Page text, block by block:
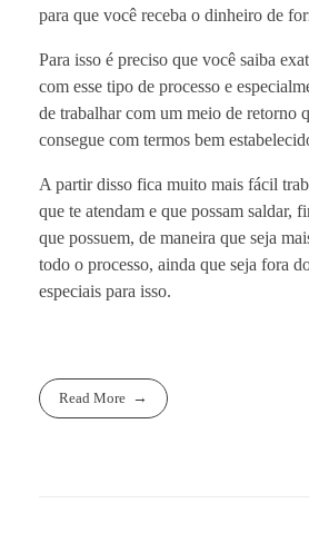
para que você receba o dinheiro de
Para isso é preciso que você saiba
com esse tipo de processo e
de trabalhar com um meio de retorno
consegue com termos bem
A partir disso fica muito mais fácil
que te atendam e que possam saldar,
que possuem, de maneira que seja
todo o processo, ainda que seja fora
especiais para isso.
Read More